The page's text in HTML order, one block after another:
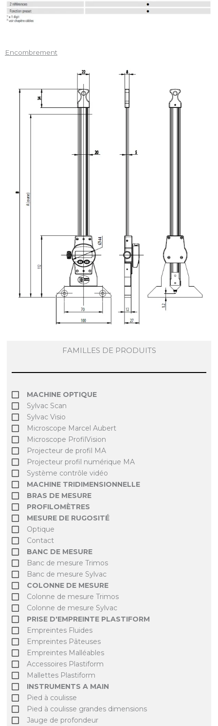
FAMILLES DE PRODUITS
MACHINE OPTIQUE
Sylvac Scan
Sylvac Visio
Microscope Marcel Aubert
Microscope ProfilVision
Projecteur de profil MA
Projecteur profil numérique MA
Système contrôle vidéo
MACHINE TRIDIMENSIONNELLE
BRAS DE MESURE
PROFILOMÈTRES
MESURE DE RUGOSITÉ
Optique
Contact
BANC DE MESURE
Banc de mesure Trimos
Banc de mesure Sylvac
COLONNE DE MESURE
Colonne de mesure Trimos
Colonne de mesure Sylvac
PRISE D'EMPREINTE PLASTIFORM
Empreintes Fluides
Empreintes Pâteuses
Empreintes Malléables
Accessoires Plastiform
Mallettes Plastiform
INSTRUMENTS A MAIN
Pied à coulisse
Pied à coulisse grandes dimensions
Jauge de profondeur
Encombrement